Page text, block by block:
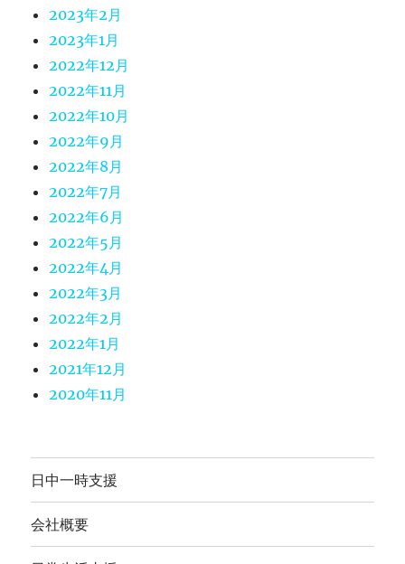
2023年2月
2023年1月
2022年12月
2022年11月
2022年10月
2022年9月
2022年8月
2022年7月
2022年6月
2022年5月
2022年4月
2022年3月
2022年2月
2022年1月
2021年12月
2020年11月
日中一時支援
会社概要